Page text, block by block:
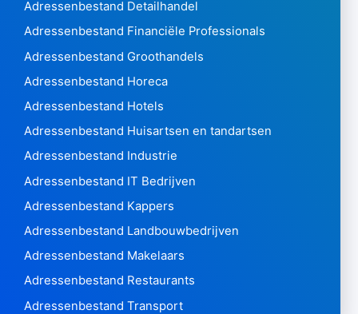
Adressenbestand Detailhandel
Adressenbestand Financiële Professionals
Adressenbestand Groothandels
Adressenbestand Horeca
Adressenbestand Hotels
Adressenbestand Huisartsen en tandartsen
Adressenbestand Industrie
Adressenbestand IT Bedrijven
Adressenbestand Kappers
Adressenbestand Landbouwbedrijven
Adressenbestand Makelaars
Adressenbestand Restaurants
Adressenbestand Transport